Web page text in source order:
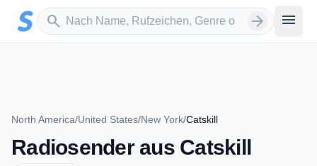
Zum Hauptinhalt springen
search
Sender suchen arrow_forward menu
North America/United States/New York/Catskill
Radiosender aus Catskill